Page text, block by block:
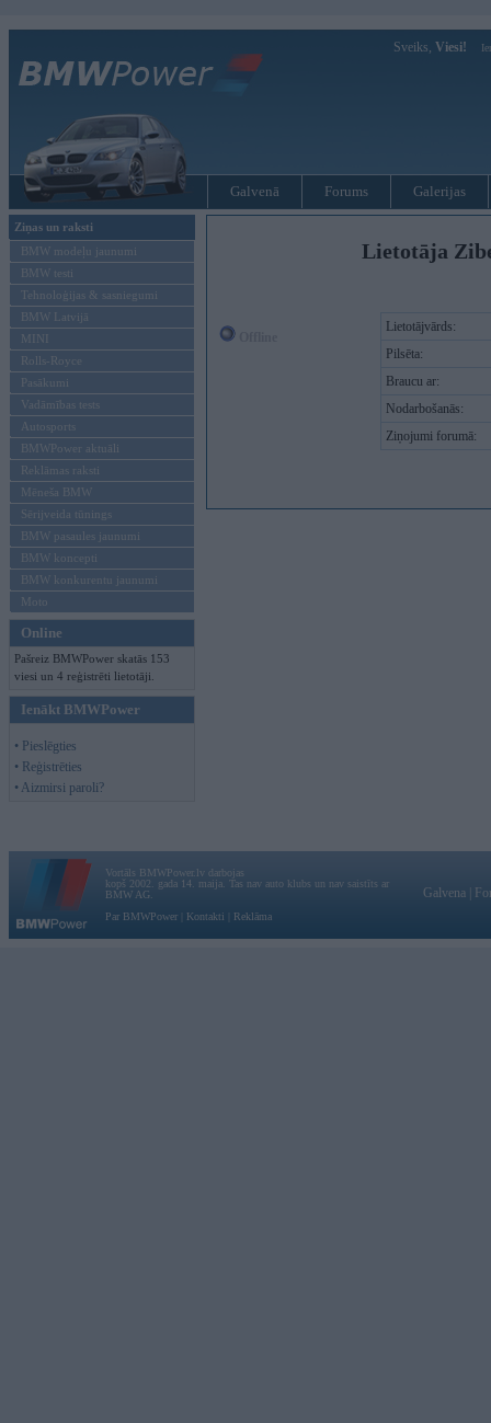
Sveiks, Viesi!
Galvenā Forums Galerijas
Ziņas un raksti
BMW modeļu jaunumi
BMW testi
Tehnoloģijas & sasniegumi
BMW Latvijā
MINI
Rolls-Royce
Pasākumi
Vadāmības tests
Autosports
BMWPower aktuāli
Reklāmas raksti
Mēneša BMW
Sērijveida tūnings
BMW pasaules jaunumi
BMW koncepti
BMW konkurentu jaunumi
Moto
Online
Pašreiz BMWPower skatās 153
viesi un 4 reģistrēti lietotāji.
Ienākt BMWPower
• Pieslēgties
• Reģistrēties
• Aizmirsi paroli?
Lietotāja
Lietotājvārds:
Pilsēta:
Braucu ar:
Nodarbošanās:
Ziņojumi forumā:
Vortāls BMWPower.lv darbojas
kopš 2002. gada 14. maija. Tas nav auto klubs un nav saistīts ar
BMW AG.
Par BMWPower
Kontakti Reklāma
Galvena